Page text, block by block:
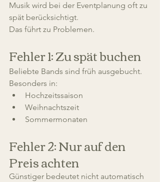
Musik wird bei der Eventplanung oft zu
spät berücksichtigt.
Das führt zu Problemen.
Fehler 1: Zu spät buchen
Beliebte Bands sind früh ausgebucht.
Besonders in:
Hochzeitssaison
Weihnachtszeit
Sommermonaten
Fehler 2: Nur auf den
Preis achten
Günstiger bedeutet nicht automatisch